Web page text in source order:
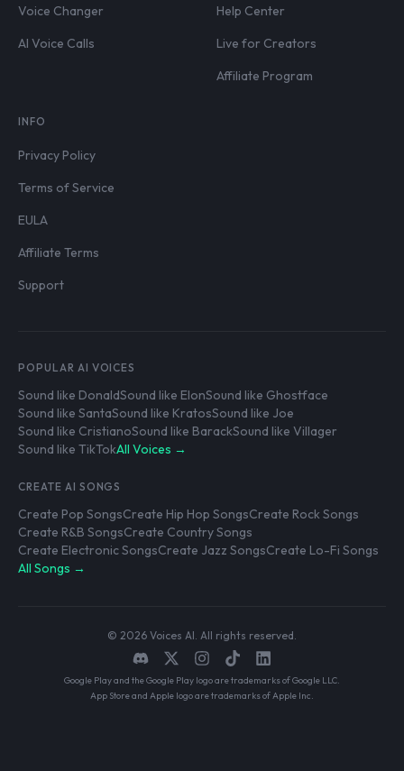
Voice Changer
AI Voice Calls
Help Center
Live for Creators
Affiliate Program
INFO
Privacy Policy
Terms of Service
EULA
Affiliate Terms
Support
POPULAR AI VOICES
Sound like DonaldSound like ElonSound like Ghostface
Sound like SantaSound like KratosSound like Joe
Sound like CristianoSound like BarackSound like Villager
Sound like TikTokAll Voices →
CREATE AI SONGS
Create Pop SongsCreate Hip Hop SongsCreate Rock Songs
Create R&B SongsCreate Country Songs
Create Electronic SongsCreate Jazz SongsCreate Lo-Fi Songs
All Songs →
© 2026 Voices AI. All rights reserved.
Google Play and the Google Play logo are trademarks of Google LLC.
App Store and Apple logo are trademarks of Apple Inc.